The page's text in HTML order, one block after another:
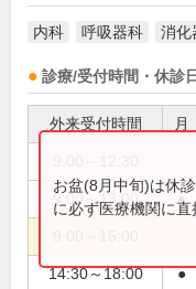
内科 呼吸器科 消化
診療/受付時間・休診日
外来受付時間 月
9:00～13:00 ●
14:30～18:00 ●
お盆(8月中旬)は休
に必ず医療機関に直